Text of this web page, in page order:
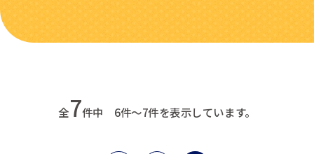
全7件中 6件～7件を表示しています。